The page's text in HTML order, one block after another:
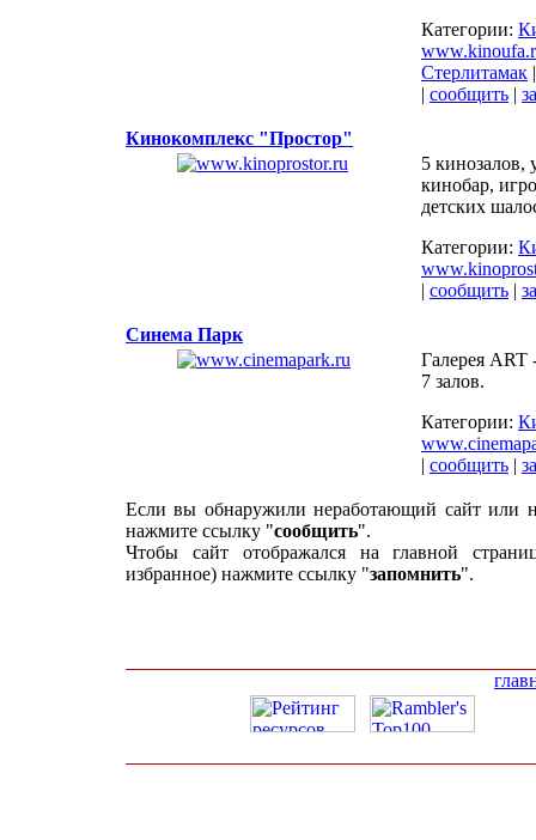
Категории:
Стерлитамак
| сообщить |
Кинокомплекс "Простор"
5
кинобар,
детских
Категории:
| сообщить |
Синема Парк
Галерея ART
7 залов.
Категории:
| сообщить |
Если вы обнаружили неработающий сайт или
нажмите ссылку "сообщить".
Чтобы сайт отображался на главной
избранное) нажмите ссылку "запомнить".